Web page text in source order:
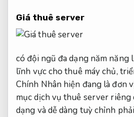
Giá thuê server
có đội ngũ đa dạng năm
lĩnh vực cho thuê máy chủ,
Chính Nhân hiện đang là đơn
mục dịch vụ thuê server riêng
dạng và dễ dàng tuỳ chỉnh